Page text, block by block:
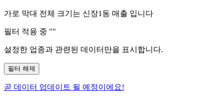
가로 막대 전체 크기는 신장1동 매출 입니다
필터 적용 중 ""
설정한 업종과 관련된 데이터만을 표시합니다.
필터 해제
곧 데이터 업데이트 될 예정이에요!